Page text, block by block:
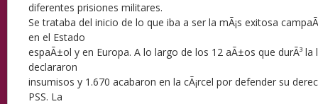
diferentes prisiones militares.
Se trataba del inicio de lo que iba a ser la mÃ¡s exitosa
en el Estado
espaÃ±ol y en Europa. A lo largo de los 12 aÃ±os que durÃ³ la
declararon
insumisos y 1.670 acabaron en la cÃ¡rcel por defender su
PSS. La